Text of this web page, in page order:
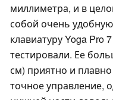
миллиметра, и в
собой очень
клавиатуру Yoga Pro
тестировали. Ее
см) приятно и
точное управление,